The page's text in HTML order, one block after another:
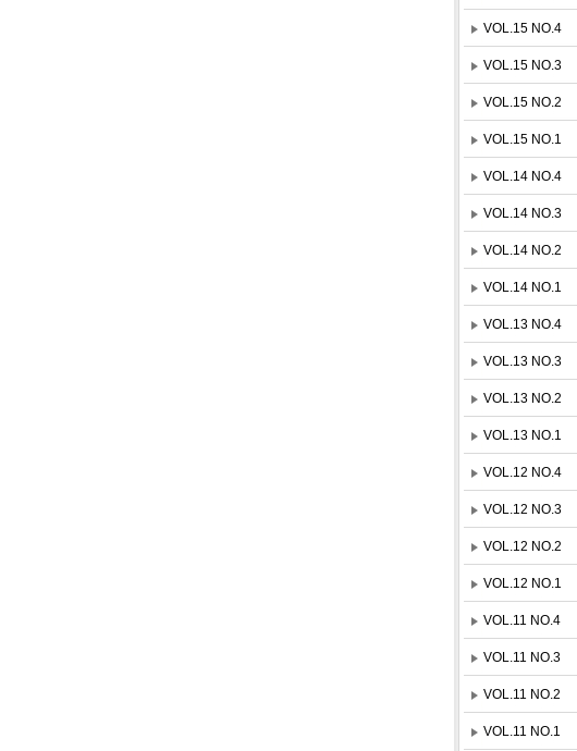
VOL.15 NO.4
VOL.15 NO.3
VOL.15 NO.2
VOL.15 NO.1
VOL.14 NO.4
VOL.14 NO.3
VOL.14 NO.2
VOL.14 NO.1
VOL.13 NO.4
VOL.13 NO.3
VOL.13 NO.2
VOL.13 NO.1
VOL.12 NO.4
VOL.12 NO.3
VOL.12 NO.2
VOL.12 NO.1
VOL.11 NO.4
VOL.11 NO.3
VOL.11 NO.2
VOL.11 NO.1